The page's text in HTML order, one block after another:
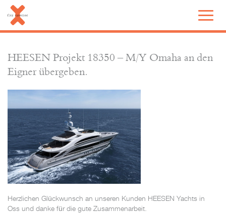
HEESEN Projekt 18350 – M/Y Omaha an den
Eigner übergeben.
Herzlichen Glückwunsch an unseren Kunden HEESEN Yachts in
Oss und danke für die gute Zusammenarbeit.